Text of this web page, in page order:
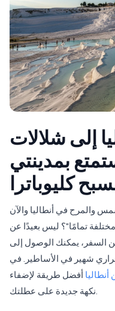
إلى شلالات
بمدينتي
كليوباترا
والمرح في أنطاليا والآن
تمامًا"؟ ليس بعيدًا عن
السفر، يمكنك الوصول إلى
حراري شهير في الأساطير. في
أفضل طريقة لإضفاء
نكهة جديدة على عطلتك.